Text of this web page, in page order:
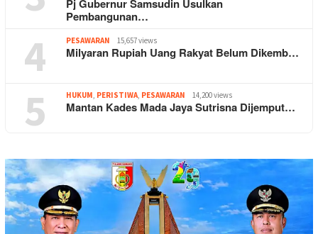
Pj Gubernur Samsudin Usulkan
Pembangunan…
4 PESAWARAN 15,657 views
Milyaran Rupiah Uang Rakyat Belum Dikemb…
5 HUKUM, PERISTIWA, PESAWARAN 14,200 views
Mantan Kades Mada Jaya Sutrisna Dijemput…